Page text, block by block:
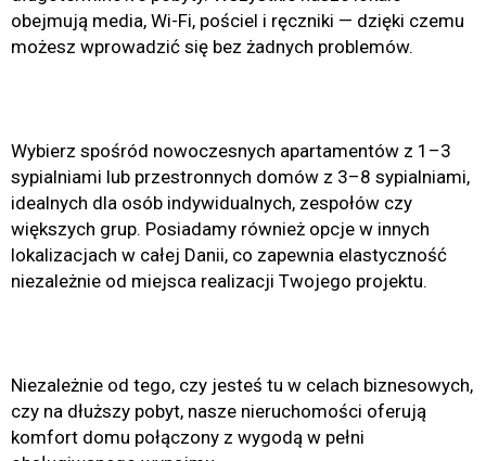
obejmują media, Wi-Fi, pościel i ręczniki — dzięki czemu
możesz wprowadzić się bez żadnych problemów.
Wybierz spośród nowoczesnych apartamentów z 1–3
sypialniami lub przestronnych domów z 3–8 sypialniami,
idealnych dla osób indywidualnych, zespołów czy
większych grup. Posiadamy również opcje w innych
lokalizacjach w całej Danii, co zapewnia elastyczność
niezależnie od miejsca realizacji Twojego projektu.
Niezależnie od tego, czy jesteś tu w celach biznesowych,
czy na dłuższy pobyt, nasze nieruchomości oferują
komfort domu połączony z wygodą w pełni